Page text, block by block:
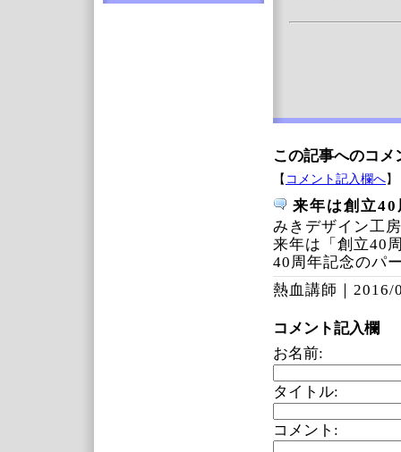
この記事へのコメ
【 コメント記入欄へ】
来年は創立40
みきデザイン工
来年は「創立40
40周年記念のパ
熱血講師｜ 2016/
コメント記入欄
お名前:
タイトル:
コメント: